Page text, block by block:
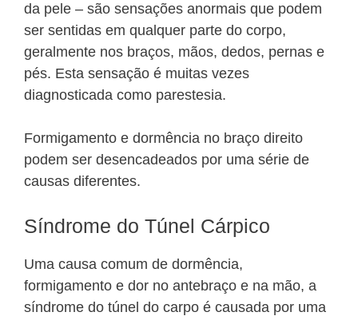
da pele – são sensações anormais que podem
ser sentidas em qualquer parte do corpo,
geralmente nos braços, mãos, dedos, pernas e
pés. Esta sensação é muitas vezes
diagnosticada como parestesia.
Formigamento e dormência no braço direito
podem ser desencadeados por uma série de
causas diferentes.
Síndrome do Túnel Cárpico
Uma causa comum de dormência,
formigamento e dor no antebraço e na mão, a
síndrome do túnel do carpo é causada por uma